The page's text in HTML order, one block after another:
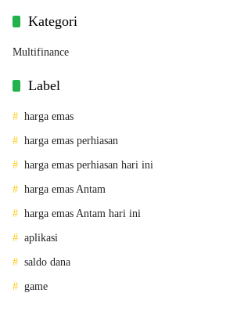
Kategori
Multifinance
Label
harga emas
harga emas perhiasan
harga emas perhiasan hari ini
harga emas Antam
harga emas Antam hari ini
aplikasi
saldo dana
game